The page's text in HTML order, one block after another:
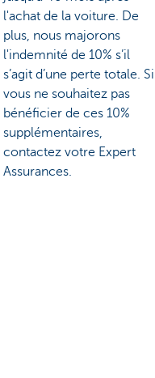
l'achat de la voiture. De
plus, nous majorons
l'indemnité de 10% s’il
s’agit d’une perte totale. Si
vous ne souhaitez pas
bénéficier de ces 10%
supplémentaires,
contactez votre Expert
Assurances.